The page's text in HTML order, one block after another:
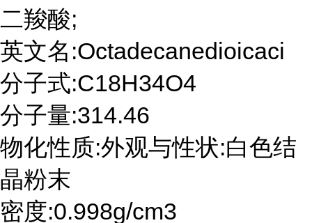
二羧酸;
英文名:Octadecanedioicaci
分子式:C18H34O4
分子量:314.46
物化性质:外观与性状:白色结
晶粉末
密度:0.998g/cm3